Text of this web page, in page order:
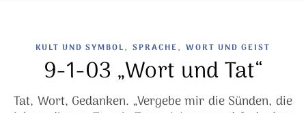
KULT UND SYMBOL, SPRACHE , WORT UND GEIST
9-1-03 „Wort und Tat“
Tat, Wort, Gedanken. „Vergebe mir die Sünden, die